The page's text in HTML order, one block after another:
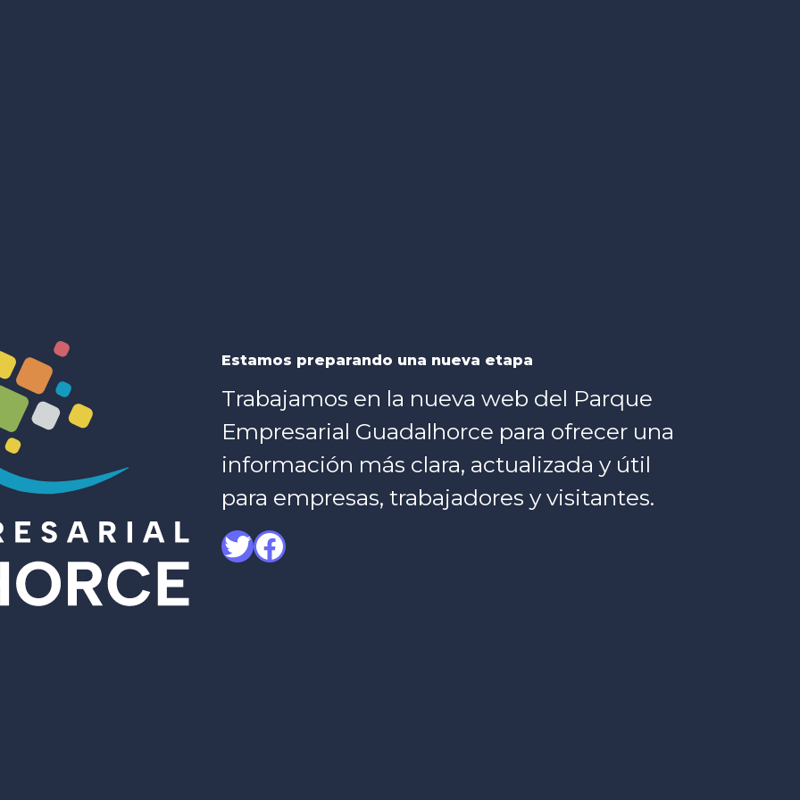
Estamos preparando una nueva etapa
Trabajamos en la nueva web del Parque
Empresarial Guadalhorce para ofrecer una
información más clara, actualizada y útil
para empresas, trabajadores y visitantes.
Twitter
Facebook